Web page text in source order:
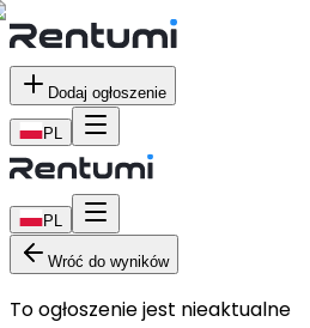
Dodaj ogłoszenie
PL
PL
Wróć do wyników
To ogłoszenie jest nieaktualne